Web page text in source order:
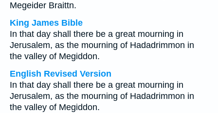
Megeider Braittn.
King James Bible
In that day shall there be a great mourning in
Jerusalem, as the mourning of Hadadrimmon in
the valley of Megiddon.
English Revised Version
In that day shall there be a great mourning in
Jerusalem, as the mourning of Hadadrimmon in
the valley of Megiddon.